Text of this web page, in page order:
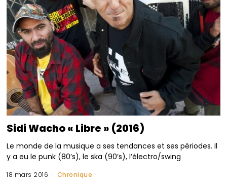
Sidi Wacho « Libre » (2016)
Le monde de la musique a ses tendances et ses périodes. Il
y a eu le punk (80’s), le ska (90’s), l’électro/swing
18 mars 2016 Chronique